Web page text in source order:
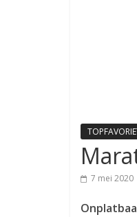
7 mei 2020